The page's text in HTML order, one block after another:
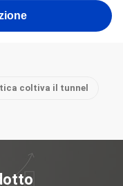
coltiva il tunnel